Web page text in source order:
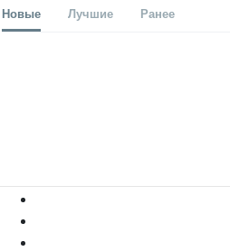
Новые Лучшие Ранее